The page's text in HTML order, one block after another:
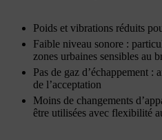
Poids et vibrations réduits
Faible niveau sonore :
zones urbaines sensibles au
Pas de gaz d’échappement
de l’acceptation
Moins de changements
être utilisées avec flexibilité